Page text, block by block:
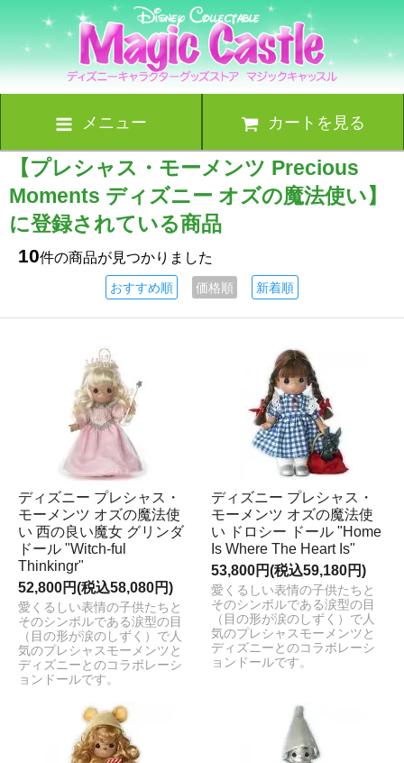
メニュー カートを見る
【プレシャス・モーメンツ Precious
Moments ディズニー オズの魔法使い】
に登録されている商品
10件の商品が見つかりました
おすすめ順 価格順 新着順
ディズニー プレシャス・
モーメンツ オズの魔法使
い 西の良い魔女 グリンダ
ドール "Witch-ful
Thinkingr"
52,800円(税込58,080円)
愛くるしい表情の子供たちと
そのシンボルである涙型の目
（目の形が涙のしずく）で人
気のプレシャスモーメンツと
ディズニーとのコラボレーシ
ョンドールです。
ディズニー プレシャス・
モーメンツ オズの魔法使
い ドロシー ドール "Home
Is Where The Heart Is"
53,800円(税込59,180円)
愛くるしい表情の子供たちと
そのシンボルである涙型の目
（目の形が涙のしずく）で人
気のプレシャスモーメンツと
ディズニーとのコラボレーシ
ョンドールです。